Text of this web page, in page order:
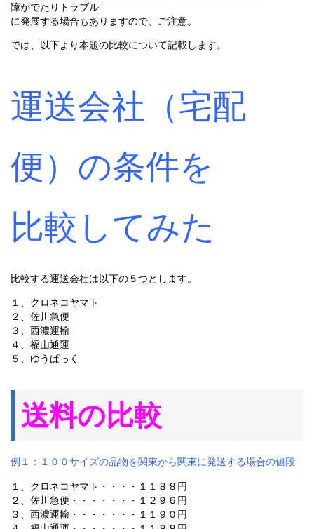
障がでたりトラブル
に発展する場合もありますので、ご注意。
では、以下より本題の比較について記載します。
運送会社（宅配
便）の条件を
比較してみた
比較する運送会社は以下の５つとします。
１、クロネコヤマト
２、佐川急便
３、西濃運輸
４、福山通運
５、ゆうぱっく
送料の比較
例１：１００サイズの品物を関東から関東に発送する場合の値段
１、クロネコヤマト・・・・１１８８円
２、佐川急便・・・・・・・１２９６円
３、西濃運輸・・・・・・・１１９０円